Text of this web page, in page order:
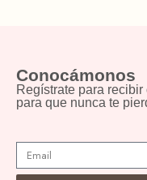
Conocámonos
Regístrate para
para que nunca te